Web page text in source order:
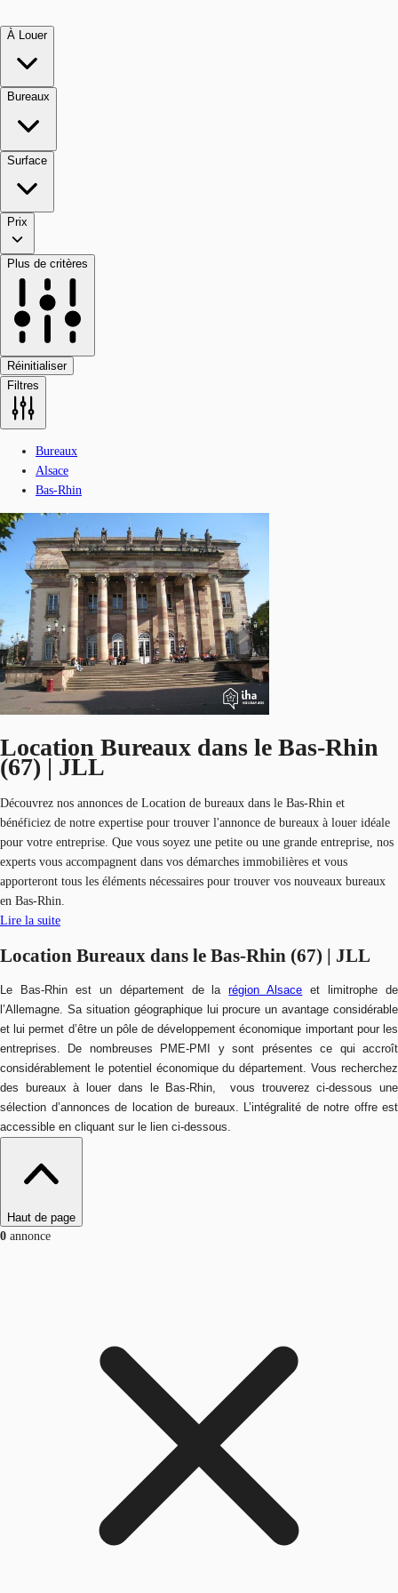
À Louer
Bureaux
Surface
Prix
Plus de critères
Réinitialiser
Filtres
Bureaux
Alsace
Bas-Rhin
Location Bureaux dans le Bas-Rhin
(67) | JLL
Découvrez nos annonces de Location de bureaux dans le Bas-Rhin et
bénéficiez de notre expertise pour trouver l'annonce de bureaux à louer idéale
pour votre entreprise. Que vous soyez une petite ou une grande entreprise, nos
experts vous accompagnent dans vos démarches immobilières et vous
apporteront tous les éléments nécessaires pour trouver vos nouveaux bureaux
en Bas-Rhin.
Lire la suite
Location Bureaux dans le Bas-Rhin (67) | JLL
Le Bas-Rhin est un département de larégion Alsace et limitrophe de
l’Allemagne. Sa situation géographique lui procure un avantage considérable
et lui permet d’être un pôle de développement économique important pour les
entreprises. De nombreuses PME-PMI y sont présentes ce qui accroît
considérablement le potentiel économique du département.Vous recherchez
des bureaux à louer dans le Bas-Rhin, vous trouverez ci-dessous une
sélection d’annonces de location de bureaux. L’intégralité de notre offre est
accessible en cliquant sur le lien ci-dessous.
Haut de page
0 annonce